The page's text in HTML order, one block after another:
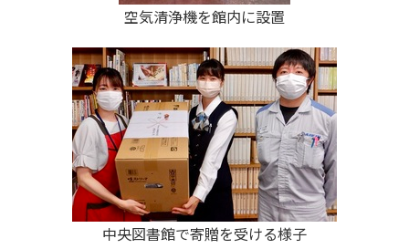
空気清浄機を館内に設置
中央図書館で寄贈を受ける様子